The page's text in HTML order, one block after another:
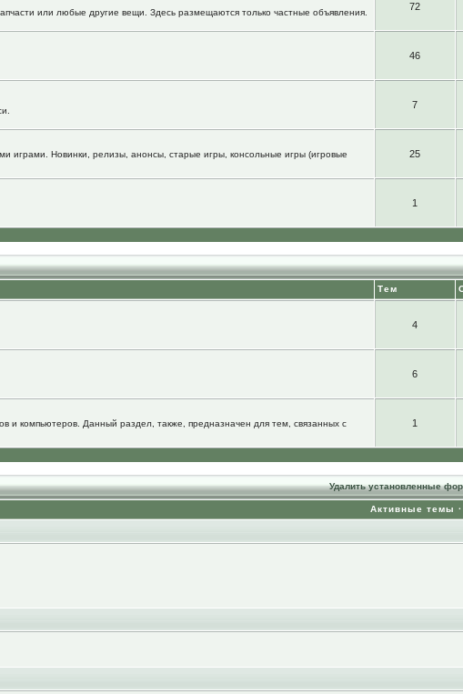
или любые другие вещи. Здесь размещаются только частные объявления.
72
46
7
играми. Новинки, релизы, анонсы, старые игры, консольные игры (игровые
25
1
Тем
4
6
и компьютеров. Данный раздел, также, предназначен для тем, связанных с
1
Удалить установленные
Активные темы ·